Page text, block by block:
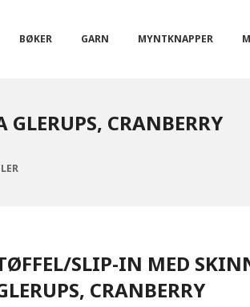
BØKER GARN MYNTKNAPPER
CRANBERRY
SLIP-IN MED
CRANBERRY